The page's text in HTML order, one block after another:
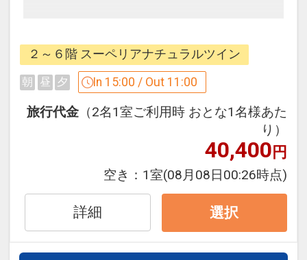
設定期間：2026年7月1日～2026年9月
30日
インターネットコース番号：DP-1-
をご用意しています。
●「食事なしプラン」と「朝食付プラ
ン」を掲載しています。
※ご覧のページがどちらかを
【食事条
件】 の項目でご確認のうえ、予約にお進
設定期間：2026年4月1日～2026年9月
インターネットコース番号：DP-1-
17479952
２～６階 スーペリアナチュラルツイン
朝 昼 夕 In 15:00 / Out 11:00
旅行代金 （2名1室ご利用時 おとな1名様あた
り）
40,400円
空き： 1室(08月08日00:26時点)
詳細 選択